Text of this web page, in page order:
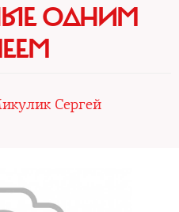
ОДНИМ
Сергей